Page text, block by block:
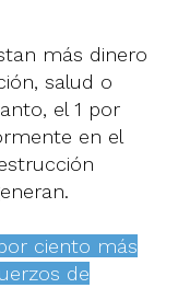
más dinero
salud o
el 1 por
en el
ciento más
de